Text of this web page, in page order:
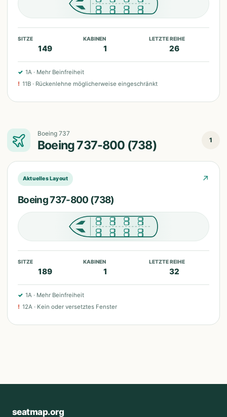
SITZE
149
KABINEN
1
LETZTE REIHE
26
✓ 1A · Mehr Beinfreiheit
! 11B · Rückenlehne möglicherweise eingeschränkt
Boeing 737
Boeing 737-800 (738) 1
Aktuelles Layout ↗
Boeing 737-800 (738)
SITZE
189
KABINEN
1
LETZTE REIHE
32
✓ 1A · Mehr Beinfreiheit
! 12A · Kein oder versetztes Fenster
seatmap.org